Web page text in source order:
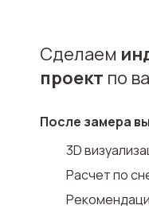
Сделаем
проект по
После замера
3D
Расчет по